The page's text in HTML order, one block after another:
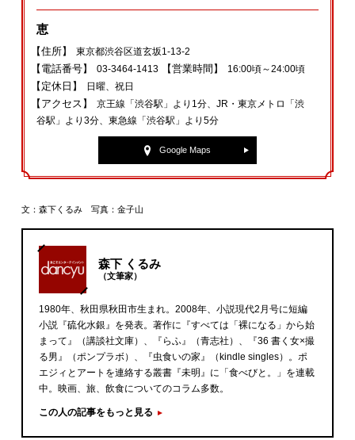
恵
【住所】 東京都渋谷区道玄坂1‐13‐2
【電話番号】 03‐3464‐1413 【営業時間】 16:00頃～24:00頃
【定休日】 日曜、祝日
【アクセス】
京王線「渋谷駅」より1分、JR・東京メトロ「渋
谷駅」より3分、東急線「渋谷駅」より5分
Google Maps
文：森下くるみ 写真：金子山
森下 くるみ
（文筆家）
1980年、秋田県秋田市生まれ。2008年、小説現代2月号に短編
小説『硫化水銀』を発表。著作に『すべては「裸になる」から始
まって』（講談社文庫）、『らふ』（青志社）、『36 書く女×撮
る男』（ポンプラボ）、『虫食いの家』（kindle singles）。ポ
エジィとアートを連絡する叢書『未明』に「食べびと。」を連載
中。映画、旅、飲食についてのコラム多数。
この人の記事をもっと見る